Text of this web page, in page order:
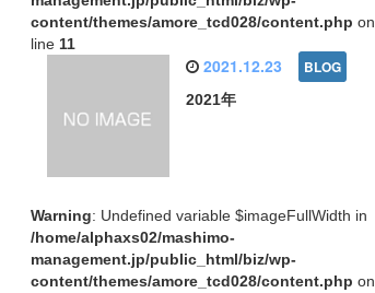
content/themes/amore_tcd028/content.php on
line 11
2021.12.23
2021年
Warning: Undefined variable $imageFullWidth in
/home/alphaxs02/mashimo-
management.jp/public_html/biz/wp-
content/themes/amore_tcd028/content.php on